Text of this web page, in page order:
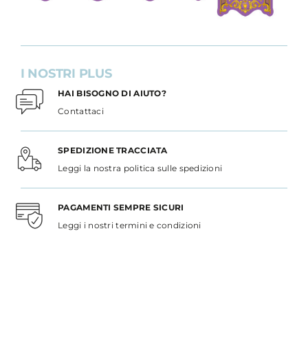
I NOSTRI PLUS
HAI BISOGNO DI AIUTO?
Contattaci
SPEDIZIONE TRACCIATA
Leggi la nostra politica sulle spedizioni
PAGAMENTI SEMPRE SICURI
Leggi i nostri termini e condizioni